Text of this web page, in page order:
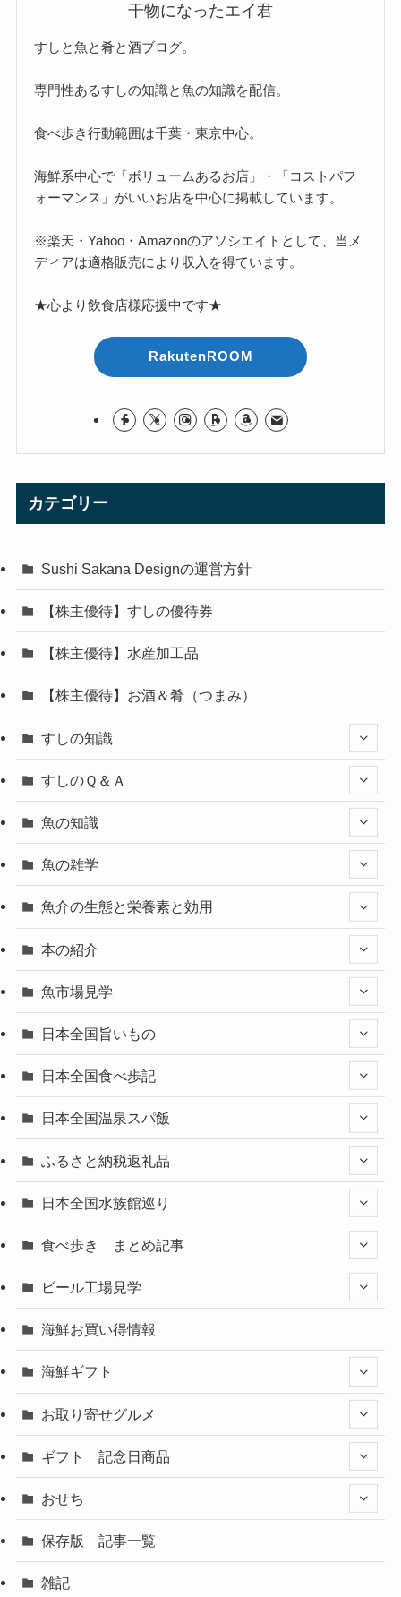
干物になったエイ君
すしと魚と肴と酒ブログ。
専門性あるすしの知識と魚の知識を配信。
食べ歩き行動範囲は千葉・東京中心。
海鮮系中心で「ボリュームあるお店」・「コストパフ
ォーマンス」がいいお店を中心に掲載しています。
※楽天・Yahoo・Amazonのアソシエイトとして、当メ
ディアは適格販売により収入を得ています。
★心より飲食店様応援中です★
RakutenROOM
カテゴリー
Sushi Sakana Designの運営方針
【株主優待】すしの優待券
【株主優待】水産加工品
【株主優待】お酒＆肴（つまみ）
すしの知識
すしのＱ＆Ａ
魚の知識
魚の雑学
魚介の生態と栄養素と効用
本の紹介
魚市場見学
日本全国旨いもの
日本全国食べ歩記
日本全国温泉スパ飯
ふるさと納税返礼品
日本全国水族館巡り
食べ歩き まとめ記事
ビール工場見学
海鮮お買い得情報
海鮮ギフト
お取り寄せグルメ
ギフト 記念日商品
おせち
保存版 記事一覧
雑記